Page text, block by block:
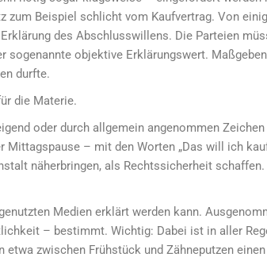
zum Beispiel schlicht vom Kaufvertrag. Von
des Abschlusswillens. Die Parteien
sogenannte objektive Erklärungswert.
durfte.
die Materie.
oder durch allgemein angenommen
– mit den Worten „Das will ich
näherbringen, als Rechtssicherheit
Medien erklärt werden kann.
– bestimmt. Wichtig: Dabei ist in aller
zwischen Frühstück und Zähneputzen